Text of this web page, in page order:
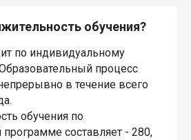
обучения?
по индивидуальному
процесс
в течение всего
обучения по
программе составляет - 280,